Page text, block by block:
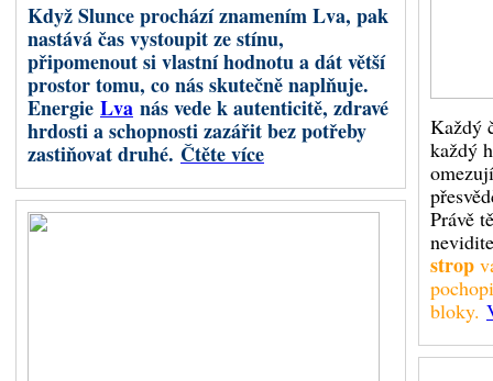
pomáhat nejen druhým, ale
Co představuje
Chiron byl objeven v roce 1977
Astrologie s ním začala
Retrográdní Saturn
Od 26.
Berana v
kde jsme
Když Slunce prochází znamením Lva, pak
nastává čas vystoupit ze stínu,
připomenout si vlastní hodnotu a dát větší
prostor tomu, co nás skutečně naplňuje.
Energie Lva nás vede k autenticitě, zdravé
hrdosti a schopnosti zazářit bez potřeby
zastiňovat druhé. Čtěte více
Každý
každý
Právě
strop
bloky.